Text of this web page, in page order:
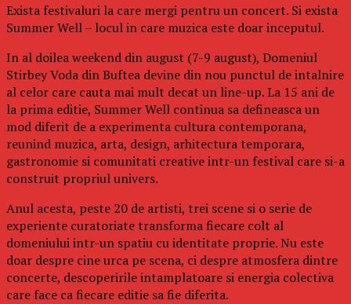
Exista festivaluri la care mergi pentru un concert. Si exista
Summer Well – locul in care muzica este doar inceputul.
In al doilea weekend din august (7-9 august), Domeniul
Stirbey Voda din Buftea devine din nou punctul de intalnire
al celor care cauta mai mult decat un line-up. La 15 ani de
la prima editie, Summer Well continua sa defineasca un
mod diferit de a experimenta cultura contemporana,
reunind muzica, arta, design, arhitectura temporara,
gastronomie si comunitati creative intr-un festival care si-a
construit propriul univers.
Anul acesta, peste 20 de artisti, trei scene si o serie de
experiente curatoriate transforma fiecare colt al
domeniului intr-un spatiu cu identitate proprie. Nu este
doar despre cine urca pe scena, ci despre atmosfera dintre
concerte, descoperirile intamplatoare si energia colectiva
care face ca fiecare editie sa fie diferita.